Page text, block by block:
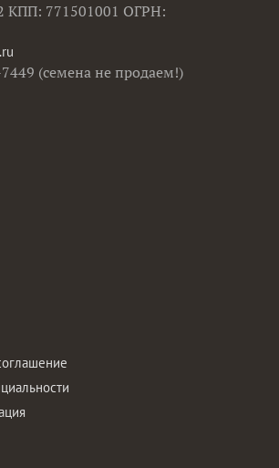
КПП: 771501001 ОГРН:
(семена не продаем!)